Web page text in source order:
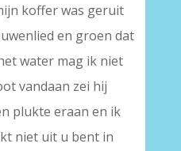
koffer was geruit
en groen dat
water mag ik niet
vandaan zei hij
plukte eraan en ik
niet uit u bent in